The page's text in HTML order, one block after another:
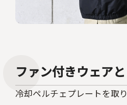
ファン付きウェア
冷却ペルチェプレートを取